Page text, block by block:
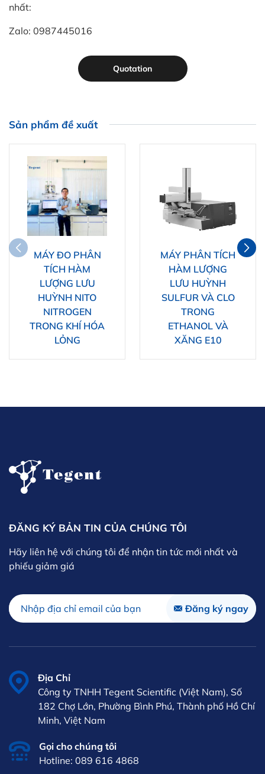
nhất:
Zalo: 0987445016
Quotation
Sản phẩm đề xuất
MÁY ĐO PHÂN
TÍCH HÀM
LƯỢNG LƯU
HUỲNH NITO
NITROGEN
TRONG KHÍ HÓA
LỎNG
MÁY PHÂN TÍCH
HÀM LƯỢNG
LƯU HUỲNH
SULFUR VÀ CLO
TRONG
ETHANOL VÀ
XĂNG E10
ĐĂNG KÝ BẢN TIN CỦA CHÚNG TÔI
Hãy liên hệ với chúng tôi để nhận tin tức mới nhất và
phiếu giảm giá
Địa Chỉ
Công ty TNHH Tegent Scientific (Việt Nam), Số
182 Chợ Lớn, Phường Bình Phú, Thành phố Hồ Chí
Minh, Việt Nam
Gọi cho chúng tôi
Hotline: 089 616 4868